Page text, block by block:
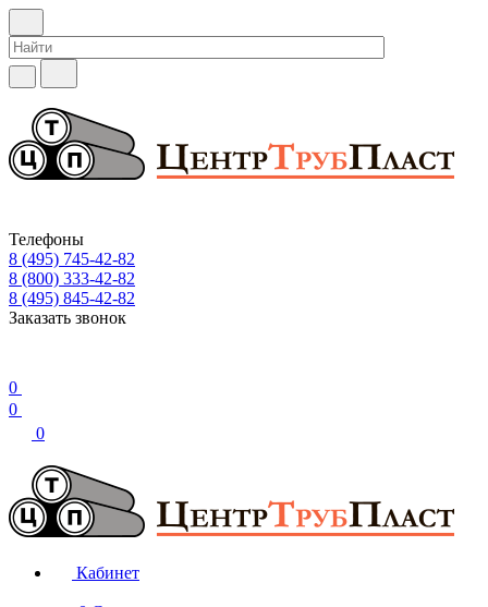
Телефоны
8 (495) 745-42-82
8 (800) 333-42-82
8 (495) 845-42-82
Заказать звонок
0
0
0
Кабинет